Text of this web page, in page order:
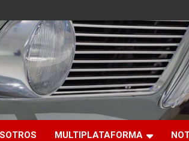
para el sector automotriz
MULTIPLATAFORMA